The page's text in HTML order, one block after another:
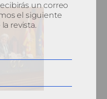
un correo
el siguiente
revista.